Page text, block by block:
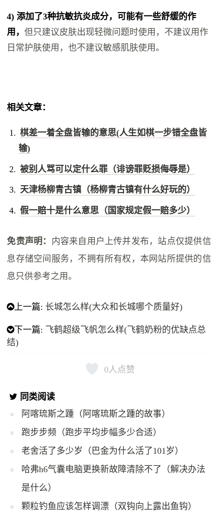
4) 添加了3种抗敏抗炎成分，可能有一些舒缓的作
用，但只建议皮肤出现轻微问题时使用，不建议用作
日常护肤使用，也不建议敏感肌肤使用。
相关文章：
棋差一着全盘皆输的意思(人生如棋一步错全盘皆
输)
被别人骂可以定什么罪（诽谤罪贬损侮辱是）
天津杨柳青古镇（杨柳青古镇有什么好玩的）
假一赔十是什么意思（国家规定假一赔多少）
免责声明： 内容来自用户上传并发布，站点仅提供信
息存储空间服务，不拥有所有权，本网站所提供的信
息只供参考之用。
上一篇: 长城怎么样(大众和长城哪个质量好)
下一篇:
飞鹤超级飞帆怎么样(飞鹤奶粉的优缺点总
结)
0人点赞
同类阅读
阿喀琉斯之踵（阿喀琉斯之踵的故事）
跑步步频（跑步平均步幅多少合适）
老舍活了多少岁（巴金为什么活了101岁）
哈弗h6气囊电脑更换新故障清除不了（解决办法
是什么）
颗粒钓鱼应该怎样调漂（双钩向上露出鱼钩）